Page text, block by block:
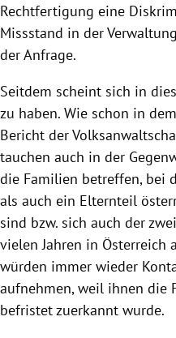
Rechtfertigung eine
Missstand in der
der Anfrage.
Seitdem scheint sich in
zu haben. Wie schon in
Bericht der
tauchen auch in der
die Familien betreffen, bei
als auch ein Elternteil
sind bzw. sich auch der
vielen Jahren in Österreich
würden immer wieder
aufnehmen, weil ihnen die
befristet zuerkannt wurde.